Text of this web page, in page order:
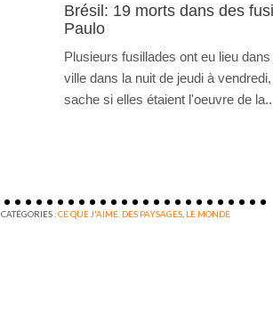
Brésil: 19 morts dans des
Paulo
Plusieurs fusillades ont eu lieu
ville dans la nuit de jeudi à
sache si elles étaient l'oeuvre de
CATÉGORIES :CE QUE J'AIME. DES PAYSAGES LE MONDE